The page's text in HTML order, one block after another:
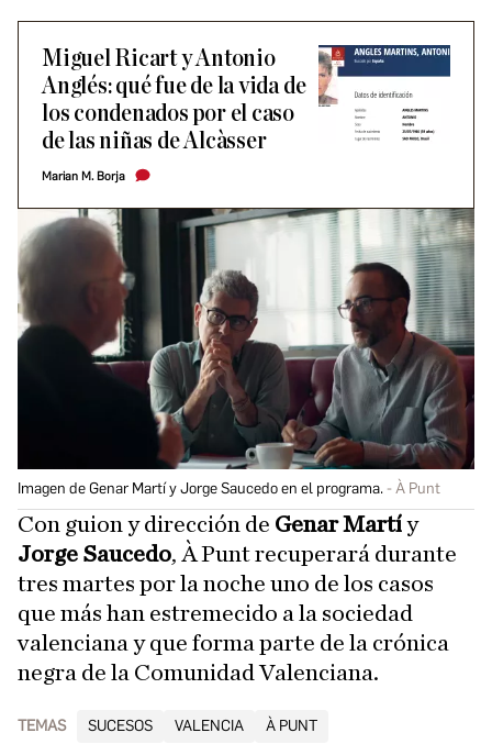
Miguel Ricart y Antonio
Anglés: qué fue de la vida de
los condenados por el caso
de las niñas de Alcàsser
Marian M. Borja
Imagen de Genar Martí y Jorge Saucedo en el programa. À Punt
Con guion y dirección de Genar Martíy
Jorge Saucedo, À Punt recuperará durante
tres martes por la noche uno de los casos
que más han estremecido a la sociedad
valenciana y que forma parte de la crónica
negra de la Comunidad Valenciana.
TEMAS SUCESOS VALENCIA À PUNT